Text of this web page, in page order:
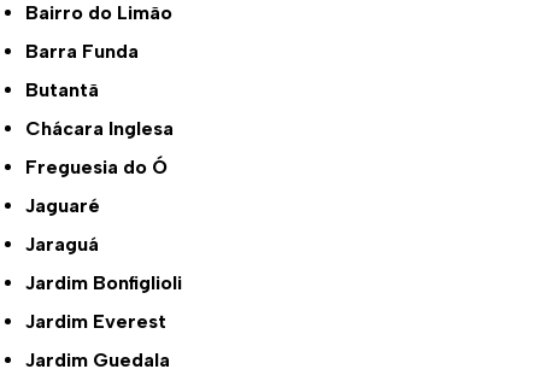
Bairro do Limão
Barra Funda
Butantã
Chácara Inglesa
Freguesia do Ó
Jaguaré
Jaraguá
Jardim Bonfiglioli
Jardim Everest
Jardim Guedala